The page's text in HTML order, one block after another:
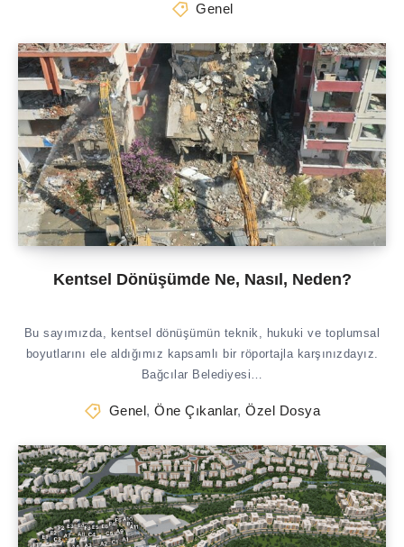
Genel
Kentsel Dönüşümde Ne, Nasıl, Neden?
Bu sayımızda, kentsel dönüşümün teknik, hukuki ve toplumsal
boyutlarını ele aldığımız kapsamlı bir röportajla karşınızdayız.
Bağcılar Belediyesi…
Genel, Öne Çıkanlar, Özel Dosya